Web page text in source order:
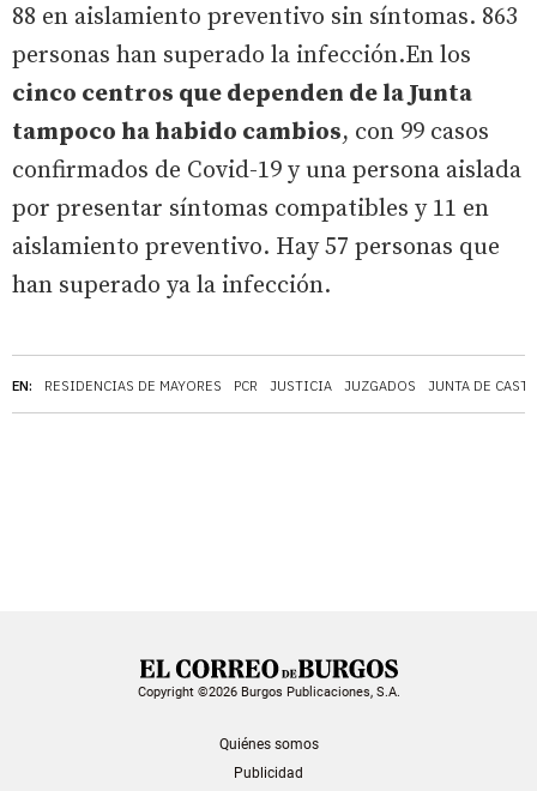
EN: RESIDENCIAS DE MAYORES PCR JUSTICIA JUZGADOS JUNTA DE
88 en aislamiento preventivo sin síntomas. 863
personas han superado la infección.En los
cinco centros que dependen de la Junta
tampoco ha habido cambios, con 99 casos
confirmados de Covid-19 y una persona aislada
por presentar síntomas compatibles y 11 en
aislamiento preventivo. Hay 57 personas que
han superado ya la infección.
Copyright ©2026 Burgos Publicaciones, S.A.
Quiénes somos
Publicidad